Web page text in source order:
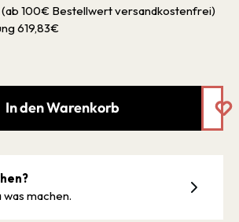
(ab 100€ Bestellwert versandkostenfrei)
619,83€
In den Warenkorb
machen.